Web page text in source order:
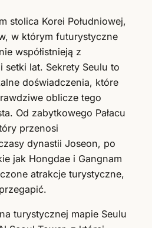
stolica Korei Południowej,
w którym futurystyczne
współistnieją z
setki lat. Sekrety Seulu to
doświadczenia, które
oblicze tego
Od zabytkowego Pałacu
przenosi
dynastii Joseon, po
jak Hongdae i Gangnam
atrakcje turystyczne,
turystycznej mapie Seulu